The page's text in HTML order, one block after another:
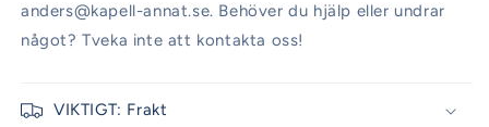
anders@kapell-annat.se. Behöver du hjälp eller undrar
något? Tveka inte att kontakta oss!
VIKTIGT: Frakt